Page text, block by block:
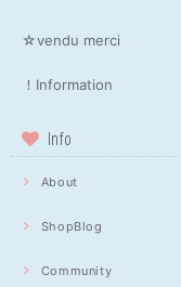
☆vendu merci
！Information
Info
About
ShopBlog
Community